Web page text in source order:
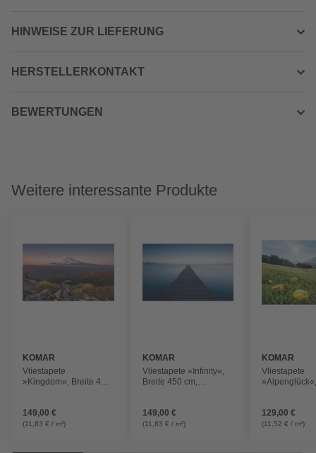
HINWEISE ZUR LIEFERUNG
HERSTELLERKONTAKT
BEWERTUNGEN
Weitere interessante Produkte
KOMAR
Vliestapete
»Kingdom«, Breite 450
149,00 €
(11,83 € / m²)
KOMAR
Vliestapete »Infinity«,
Breite 450 cm,
149,00 €
(11,83 € / m²)
KOMAR
Vliestapete
129,00 €
(11,52 € / m²)